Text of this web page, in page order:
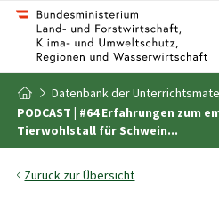
Zum Inhalt
Zum Inhaltsverzeichnis
Zur Startseite
Datenbank der
PODCAST | #64 Erfahrungen zum
Tierwohlstall für Schwein...
Zurück zur Übersicht